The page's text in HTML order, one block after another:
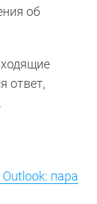
об
ответ,
пара